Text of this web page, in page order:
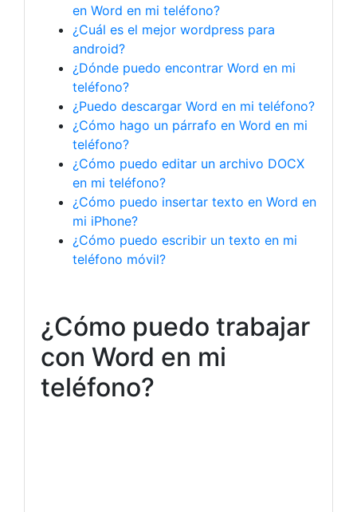
en Word en mi teléfono?
¿Cuál es el mejor wordpress para
android?
¿Dónde puedo encontrar Word en mi
teléfono?
¿Puedo descargar Word en mi teléfono?
¿Cómo hago un párrafo en Word en mi
teléfono?
¿Cómo puedo editar un archivo DOCX
en mi teléfono?
¿Cómo puedo insertar texto en Word en
mi iPhone?
¿Cómo puedo escribir un texto en mi
teléfono móvil?
¿Cómo puedo trabajar
con Word en mi
teléfono?